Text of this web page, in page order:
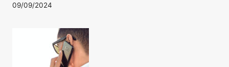
09/09/2024